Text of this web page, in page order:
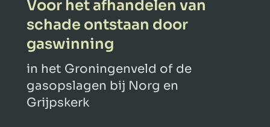
Voor het afhandelen van
schade ontstaan door
gaswinning
in het Groningenveld of de
gasopslagen bij Norg en
Grijpskerk